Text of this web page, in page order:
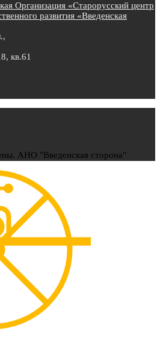
Организация «Старорусский центр
развития «Введенская
кв.61
АНО "Введенская сторона"